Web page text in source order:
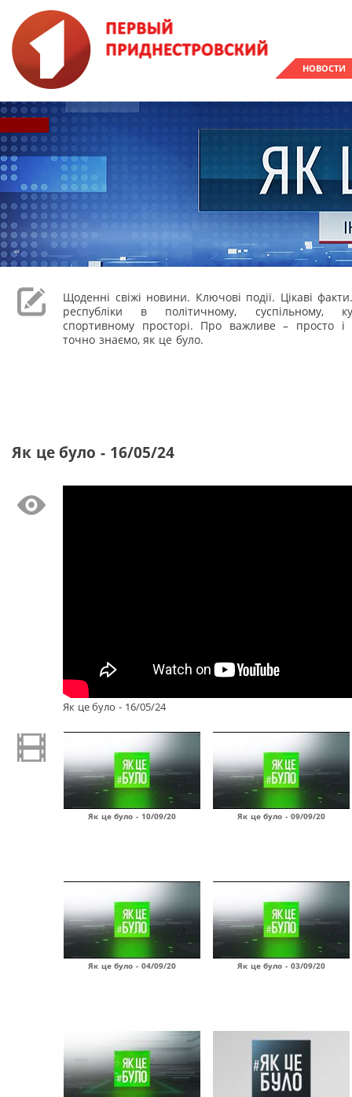
НОВОСТИ
Щоденні свіжі новини. Ключові події. Цікаві
республіки в політичному, суспільному,
спортивному просторі. Про важливе – просто і
точно знаємо, як це було.
Як це було - 16/05/24
Як це було - 16/05/24
Як це було - 10/09/20 Як це було - 09/09/20
Як це було - 04/09/20 Як це було - 03/09/20